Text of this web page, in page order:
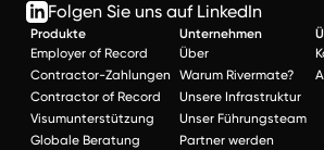
Folgen Sie uns auf LinkedIn
Produkte
Employer of Record
Contractor-Zahlungen
Contractor of Record
Visumunterstützung
Globale Beratung
Unternehmen
Über
Warum Rivermate?
Unsere Infrastruktur
Unser Führungsteam
Partner werden